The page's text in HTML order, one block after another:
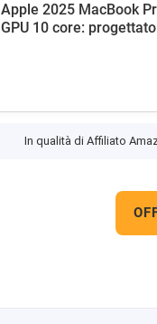
Apple 2025 MacBook
GPU 10 core:
In qualità di Affiliato